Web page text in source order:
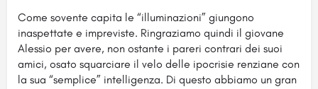
Come sovente capita le “illuminazioni” giungono
inaspettate e impreviste. Ringraziamo quindi il giovane
Alessio per avere, non ostante i pareri contrari dei suoi
amici, osato squarciare il velo delle ipocrisie renziane con
la sua “semplice” intelligenza. Di questo abbiamo un gran